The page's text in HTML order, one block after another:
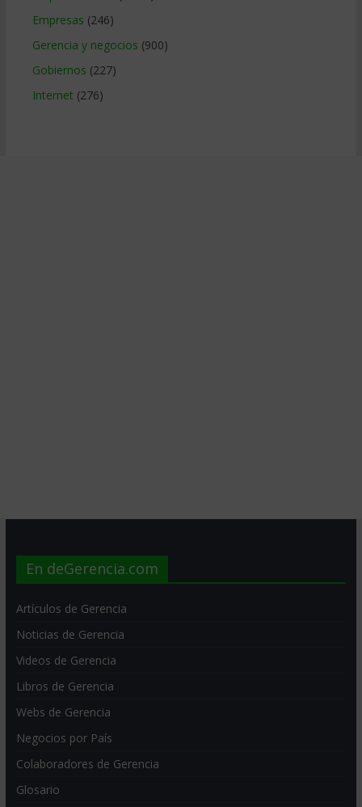
Empresas (246)
Gerencia y negocios (900)
Gobiernos (227)
Internet (276)
En deGerencia.com
Artículos de Gerencia
Noticias de Gerencia
Videos de Gerencia
Libros de Gerencia
Webs de Gerencia
Negocios por País
Colaboradores de Gerencia
Glosario